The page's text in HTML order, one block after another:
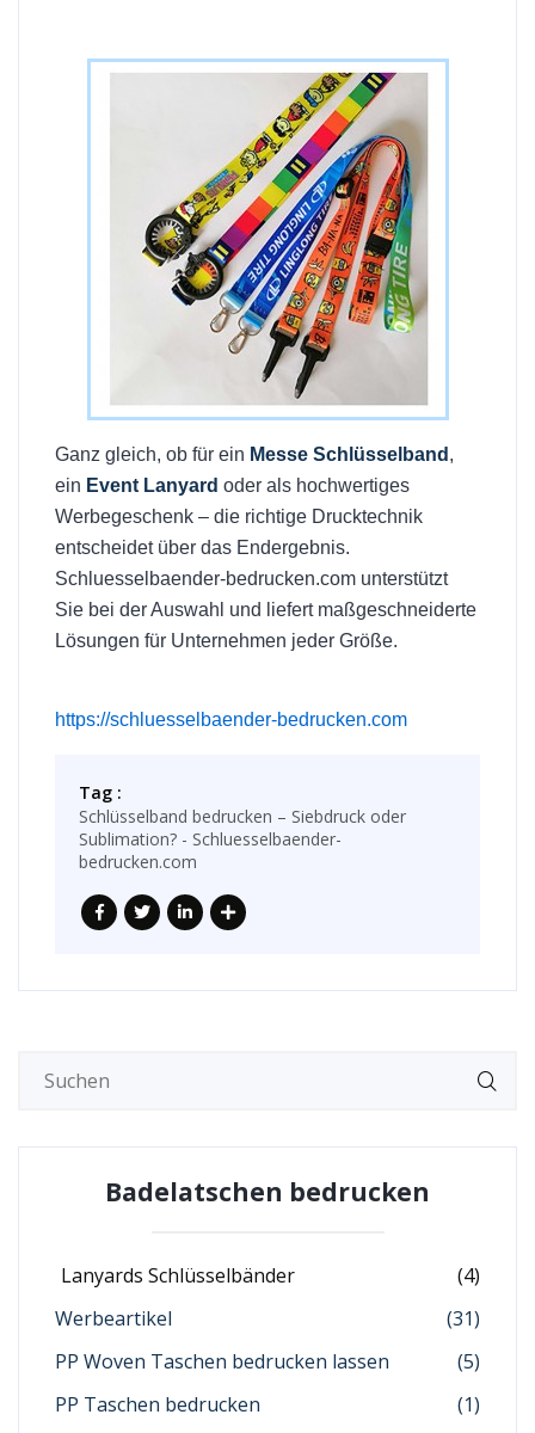
Ganz gleich, ob für ein Messe Schlüsselband ,
ein Event Lanyard oder als hochwertiges
Werbegeschenk – die richtige Drucktechnik
entscheidet über das Endergebnis.
Schluesselbaender-bedrucken.com unterstützt
Sie bei der Auswahl und liefert maßgeschneiderte
Lösungen für Unternehmen jeder Größe.
https://schluesselbaender-bedrucken.com
Tag :
Schlüsselband bedrucken – Siebdruck oder
Sublimation? - Schluesselbaender-
bedrucken.com
Badelatschen bedrucken
Lanyards Schlüsselbänder
(4)
Werbeartikel
(31)
PP Woven Taschen bedrucken lassen
(5)
PP Taschen bedrucken
(1)